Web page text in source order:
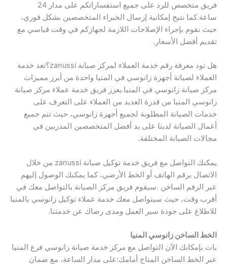
فريق متخصص للرد على جميع استفساراتكم على مدار 24
ساعة.كما نتيح إمكانية إرسال الخبراء المتخصصين بشكل فوري،
حيث نقوم بإجراء الإصلاحات اللازمة لجهازكم في وقت قياسي مع
تقديم أفضل الأسعار.
هل تود معرفة رقم خدمة العملاء لمركز صيانة zanussi؟تعد خدمة
العملاء لصيانة أجهزة زانوسي في المنيا واحدة من أبرز مميزات
مركز صيانة زانوسي في المنيا.يعزز فريق خدمة عملاء مركز صيانة
زانوسي المنيا من قدرة العديد من العملاء على التعرف على
خدمات الصيانة المطلوبة لجميع أجهزة زانوسي، حيث تتم جميع
أعمال الصيانة لدينا على يد أفضل المتخصصين المدربين في
مجالات الصيانة المختلفة.
يمكنك التواصل مع فريق خدمة توكيل صيانة zanussi من خلال
الاتصال برقم الهاتف أو الخط الأرضي، كما يمكنك الوصول إليهم
عبر الرقم الساخن .سيقوم فريق مركز الصيانة بالتواصل معك في
أقرب وقت، حيث سيتواصل معك خدمة عملاء توكيل زانوسي بالمنيا
للاطلاع على جودة سير العمل ومدى رضاك عن خدمتنا.
الخط الساخن زانوسي المنيا
بات بإمكانك الآن التواصل مع مركز خدمة صيانة زانوسي فرع المنيا
عبر الخط الساخن المتاح أمامك:على مدار الساعة، مع ضمان